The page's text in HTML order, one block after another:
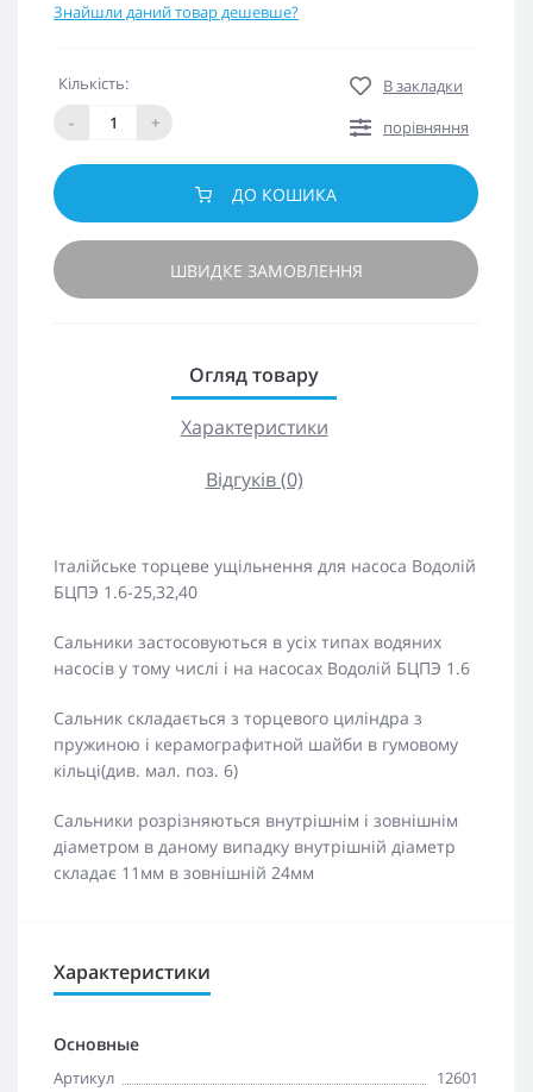
Знайшли даний товар дешевше?
Кількість:
-
+
В закладки
порівняння
ДО КОШИКА
ШВИДКЕ ЗАМОВЛЕННЯ
Огляд товару
Характеристики
Відгуків (0)
Італійське торцеве ущільнення для насоса Водолій
БЦПЭ 1.6-25,32,40
Сальники застосовуються в усіх типах водяних
насосів у тому числі і на насосах Водолій БЦПЭ 1.6
Сальник складається з торцевого циліндра з
пружиною і керамографитной шайби в гумовому
кільці(див. мал. поз. 6)
Сальники розрізняються внутрішнім і зовнішнім
діаметром в даному випадку внутрішній діаметр
складає 11мм в зовнішній 24мм
Характеристики
Основные
Артикул
12601